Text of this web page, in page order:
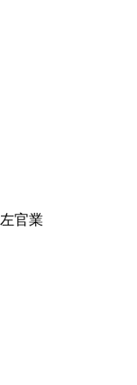
左官業